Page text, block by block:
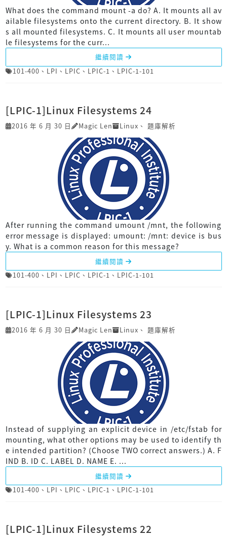
What does the command mount -a do? A. It mounts all av
ailable filesystems onto the current directory. B. It show
s all mounted filesystems. C. It mounts all user mountab
le filesystems for the curr...
繼續閱讀
101-400 、 LPI 、 LPIC 、 LPIC-1 、 LPIC-1-101
[LPIC-1]Linux Filesystems 24
2016 年 6 月 30 日 Magic Len Linux 、 題庫解析
After running the command umount /mnt, the following
error message is displayed: umount: /mnt: device is bus
y. What is a common reason for this message?
繼續閱讀
101-400 、 LPI 、 LPIC 、 LPIC-1 、 LPIC-1-101
[LPIC-1]Linux Filesystems 23
2016 年 6 月 30 日 Magic Len Linux 、 題庫解析
Instead of supplying an explicit device in /etc/fstab for
mounting, what other options may be used to identify th
e intended partition? (Choose TWO correct answers.) A. F
IND B. ID C. LABEL D. NAME E. ...
繼續閱讀
101-400 、 LPI 、 LPIC 、 LPIC-1 、 LPIC-1-101
[LPIC-1]Linux Filesystems 22